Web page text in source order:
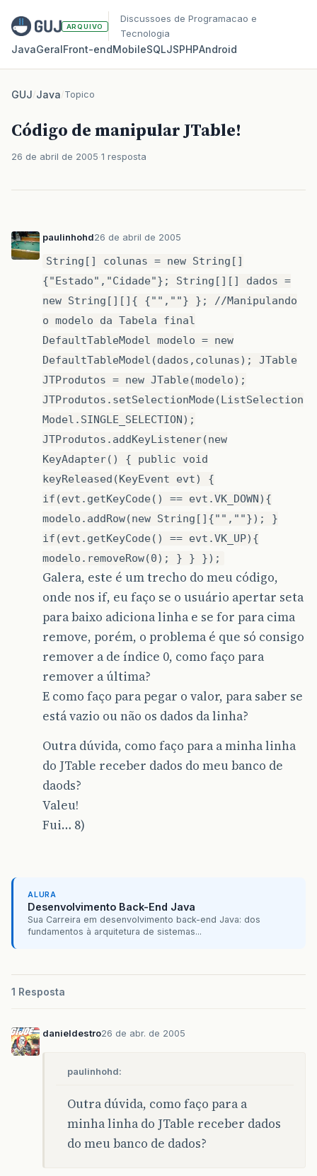
ARQUIVO
Discussoes de Programacao e
Tecnologia
JavaGeralFront‑endMobileSQLJSPHPAndroid
GUJ/Java/Topico
Código de manipular JTable!
26 de abril de 2005 1 resposta
paulinhohd26 de abril de 2005
String[] colunas = new String[]
{"Estado","Cidade"}; String[][] dados =
new String[][]{ {"",""} }; //Manipulando
o modelo da Tabela final
DefaultTableModel modelo = new
DefaultTableModel(dados,colunas); JTable
JTProdutos = new JTable(modelo);
JTProdutos.setSelectionMode(ListSelection
Model.SINGLE_SELECTION);
JTProdutos.addKeyListener(new
KeyAdapter() { public void
keyReleased(KeyEvent evt) {
if(evt.getKeyCode() == evt.VK_DOWN){
modelo.addRow(new String[]{"",""}); }
if(evt.getKeyCode() == evt.VK_UP){
modelo.removeRow(0); } } });
Galera, este é um trecho do meu código,
onde nos if, eu faço se o usuário apertar seta
para baixo adiciona linha e se for para cima
remove, porém, o problema é que só consigo
remover a de índice 0, como faço para
remover a última?
E como faço para pegar o valor, para saber se
está vazio ou não os dados da linha?
Outra dúvida, como faço para a minha linha
do JTable receber dados do meu banco de
daods?
Valeu!
Fui… 8)
ALURA
Desenvolvimento Back-End Java
Sua Carreira em desenvolvimento back-end Java: dos
fundamentos à arquitetura de sistemas...
1 Resposta
danieldestro26 de abr. de 2005
paulinhohd:
Outra dúvida, como faço para a
minha linha do JTable receber dados
do meu banco de dados?